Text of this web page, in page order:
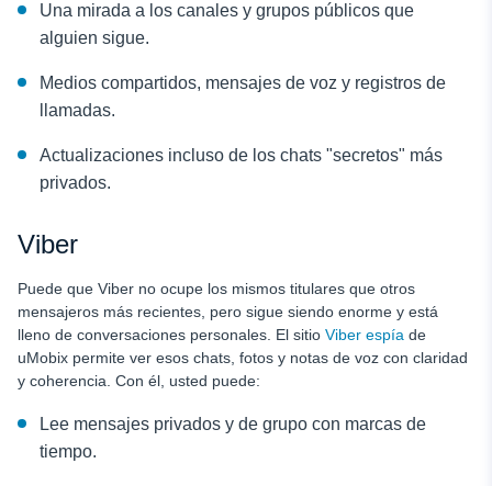
Una mirada a los canales y grupos públicos que
alguien sigue.
Medios compartidos, mensajes de voz y registros de
llamadas.
Actualizaciones incluso de los chats "secretos" más
privados.
Viber
Puede que Viber no ocupe los mismos titulares que otros
mensajeros más recientes, pero sigue siendo enorme y está
lleno de conversaciones personales. El sitio Viber espía de
uMobix permite ver esos chats, fotos y notas de voz con claridad
y coherencia. Con él, usted puede:
Lee mensajes privados y de grupo con marcas de
tiempo.